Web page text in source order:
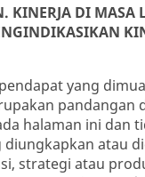
KINERJA DI MASA
yang
pandangan
halaman ini dan
diungkapkan atau
strategi atau